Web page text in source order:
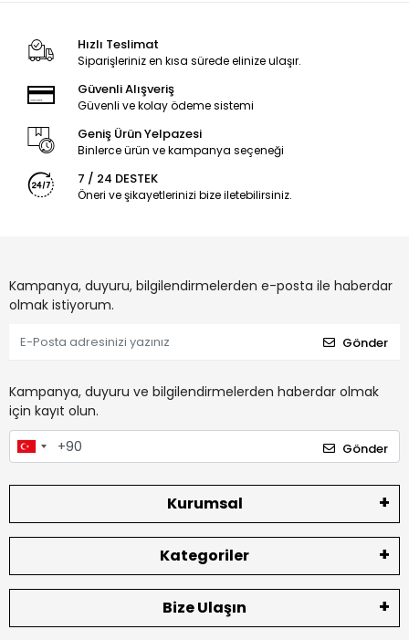
Hızlı Teslimat
Siparişleriniz en kısa sürede elinize ulaşır.
Güvenli Alışveriş
Güvenli ve kolay ödeme sistemi
Geniş Ürün Yelpazesi
Binlerce ürün ve kampanya seçeneği
7 / 24 DESTEK
Öneri ve şikayetlerinizi bize iletebilirsiniz.
Kampanya, duyuru, bilgilendirmelerden e-posta ile haberdar
olmak istiyorum.
Gönder
Kampanya, duyuru ve bilgilendirmelerden haberdar olmak
için kayıt olun.
Gönder
Kurumsal
Kategoriler
Bize Ulaşın